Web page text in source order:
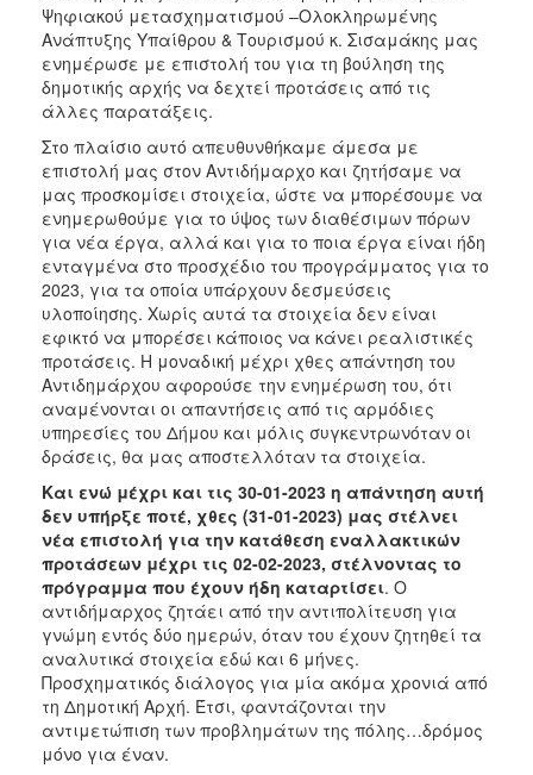
Ψηφιακού μετασχηματισμού –Ολοκληρωμένης
Ανάπτυξης Υπαίθρου & Τουρισμού κ. Σισαμάκης μας
ενημέρωσε με επιστολή του για τη βούληση της
δημοτικής αρχής να δεχτεί προτάσεις από τις
άλλες παρατάξεις.
Στο πλαίσιο αυτό απευθυνθήκαμε άμεσα με
επιστολή μας στον Αντιδήμαρχο και ζητήσαμε να
μας προσκομίσει στοιχεία, ώστε να μπορέσουμε να
ενημερωθούμε για το ύψος των διαθέσιμων πόρων
για νέα έργα, αλλά και για το ποια έργα είναι ήδη
ενταγμένα στο προσχέδιο του προγράμματος για το
2023, για τα οποία υπάρχουν δεσμεύσεις
υλοποίησης. Χωρίς αυτά τα στοιχεία δεν είναι
εφικτό να μπορέσει κάποιος να κάνει ρεαλιστικές
προτάσεις. Η μοναδική μέχρι χθες απάντηση του
Αντιδημάρχου αφορούσε την ενημέρωση του, ότι
αναμένονται οι απαντήσεις από τις αρμόδιες
υπηρεσίες του Δήμου και μόλις συγκεντρωνόταν οι
δράσεις, θα μας αποστελλόταν τα στοιχεία.
Και ενώ μέχρι και τις 30-01-2023 η απάντηση αυτή
δεν υπήρξε ποτέ, χθες (31-01-2023) μας στέλνει
νέα επιστολή για την κατάθεση εναλλακτικών
προτάσεων μέχρι τις 02-02-2023, στέλνοντας το
πρόγραμμα που έχουν ήδη καταρτίσει. Ο
αντιδήμαρχος ζητάει από την αντιπολίτευση για
γνώμη εντός δύο ημερών, όταν του έχουν ζητηθεί τα
αναλυτικά στοιχεία εδώ και 6 μήνες.
Προσχηματικός διάλογος για μία ακόμα χρονιά από
τη Δημοτική Αρχή. Έτσι, φαντάζονται την
αντιμετώπιση των προβλημάτων της πόλης…δρόμος
μόνο για έναν.